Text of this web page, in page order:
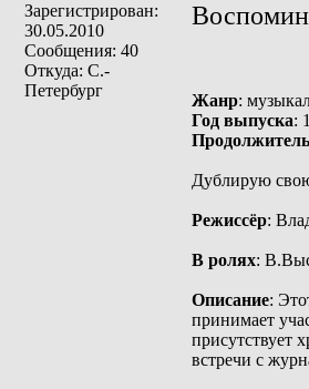
Зарегистрирован:
30.05.2010
Сообщения: 40
Откуда: С.-
Петербург
Жанр:
Год выпуска:
Дублирую
Режиссёр:
В ролях:
Описание:
принимает
присутствует
встречи с